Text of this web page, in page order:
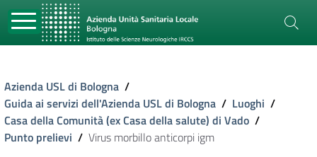
Azienda USL di Bologna /
Guida ai servizi dell'Azienda USL di Bologna / Luoghi /
Casa della Comunità (ex Casa della salute) di Vado /
Punto prelievi / Virus morbillo anticorpi igm